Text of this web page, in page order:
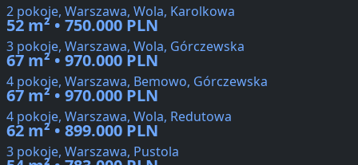
2 pokoje, Warszawa, Wola, Karolkowa
52 m² • 750.000 PLN
3 pokoje, Warszawa, Wola, Górczewska
67 m² • 970.000 PLN
4 pokoje, Warszawa, Bemowo, Górczewska
67 m² • 970.000 PLN
4 pokoje, Warszawa, Wola, Redutowa
62 m² • 899.000 PLN
3 pokoje, Warszawa, Pustola